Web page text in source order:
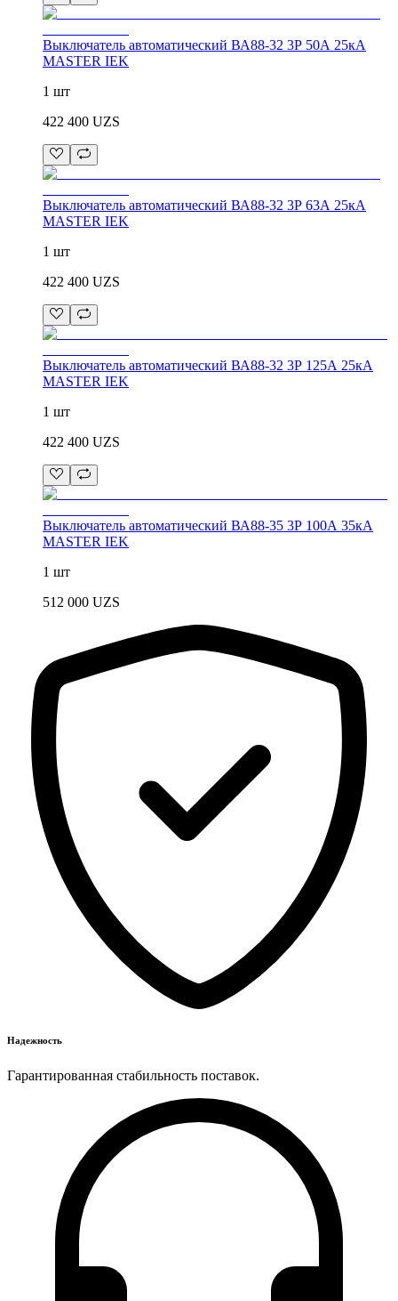
Выключатель автоматический ВА88-32 3Р 50А 25кА
MASTER IEK
1 шт
422 400 UZS
Выключатель автоматический ВА88-32 3Р 63А 25кА
MASTER IEK
1 шт
422 400 UZS
Выключатель автоматический ВА88-32 3Р 125А 25кА
MASTER IEK
1 шт
422 400 UZS
Выключатель автоматический ВА88-35 3Р 100А 35кА
MASTER IEK
1 шт
512 000 UZS
Надежность
Гарантированная стабильность поставок.